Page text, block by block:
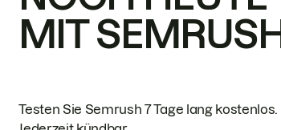
MIT
Testen Sie Semrush 7 Tage lang kostenlos.